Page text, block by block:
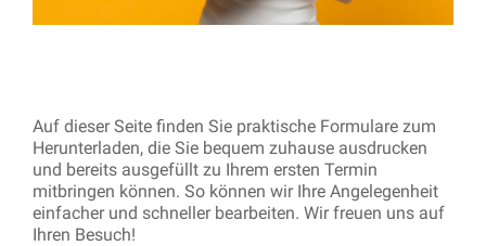
Auf dieser Seite finden Sie praktische Formulare zum
Herunterladen, die Sie bequem zuhause ausdrucken
und bereits ausgefüllt zu Ihrem ersten Termin
mitbringen können. So können wir Ihre Angelegenheit
einfacher und schneller bearbeiten. Wir freuen uns auf
Ihren Besuch!